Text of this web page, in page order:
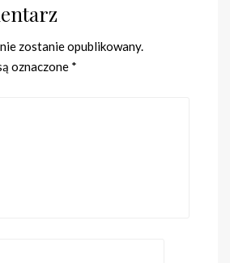
zostanie opublikowany.
oznaczone *